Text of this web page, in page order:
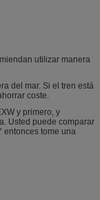
utilizar manera
del mar. Si el tren está
coste.
y primero, y
Usted puede comparar
entonces tome una